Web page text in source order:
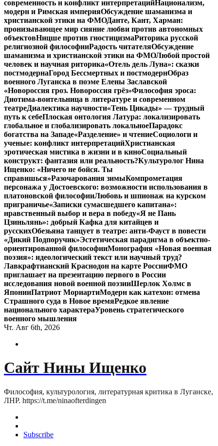
современность и конфликт интерпретацийНационализм,
модерн и Римская империяОбсуждение шаманизма и
христианской этики на ФМОДанте, Кант, Харман:
пронизывающее мир сияние любви против автономных
объектовНицше против гностицизмаРиторика русской
религиозной философииРадость читателяОбсуждение
шаманизма и христианской этики на ФМОЛюбой простой
человек и научная риторика«Отель дель Луна»: сказки
постмодернаГород Бессмертных и постмодернОбраз
военного Луганска в поэме Елены Заславской
«Новороссия гроз. Новороссия грёз»Философия эроса:
Диотима-воительница в литературе и современном
театреДиалектика научности«Тень Цикады» — трудный
путь к себеПлоская онтология Латура: локализировать
глобальное и глобализировать локальноеПарадокс
богатства на Западе«Разделение» и чтениеСоциологи и
ученые: конфликт интерпретацийХристианская
эротическая мистика в жизни и в киноСоциальный
конструкт: фантазия или реальность?Культуролог Нина
Ищенко: «Ничего не бойся. Ты
справишься»Разочарования зимыКомпрометация
персонажа у Достоевского: возможности использования в
платоновской философииЛюбовь и шпионаж на курском
приграничье«Записки сумасшедшего капитана»:
нравственный выбор и вера в победу«Я не Пань
Цзиньлянь»: добрый Кафка для китайцев и
русскихОбезьяна танцует в театре: анти-Фауст в повести
«Дикий Подпоручик»Эстетическая парадигма в объектно-
ориентированной философииМонография «Новая военная
поэзия»: идеологический текст или научный труд?
Лавкрафтианский Краснодон на карте РоссииФМО
приглашает на презентацию первого в России
исследования новой военной поэзииШерлок Холмс в
ЯпонииПатриот МориартиМодерн как катехон: отмена
Страшного суда в Новое времяРедкое явление
национального характераУровень стратегического
военного мышления
Чт. Авг 6th, 2026
Сайт Нины Ищенко
Философия, культурология, литературная критика в Луганске,
ЛНР. https://t.me/ninaofterdingen
Subscribe